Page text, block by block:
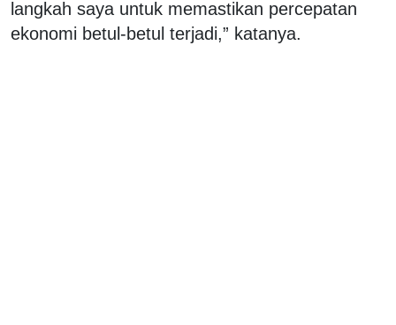
langkah saya untuk memastikan percepatan
ekonomi betul-betul terjadi,” katanya.